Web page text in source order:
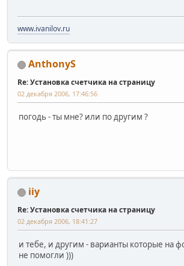
www.ivanilov.ru
AnthonyS
Re: Установка счетчика на страницу
02 декабря 2006, 17:46:56
погодь - ты мне? или по другим ?
iiy
Re: Установка счетчика на страницу
02 декабря 2006, 18:41:27
и тебе, и другим - варианты которые на
не помогли )))